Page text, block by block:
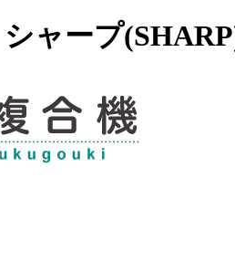
ャープ